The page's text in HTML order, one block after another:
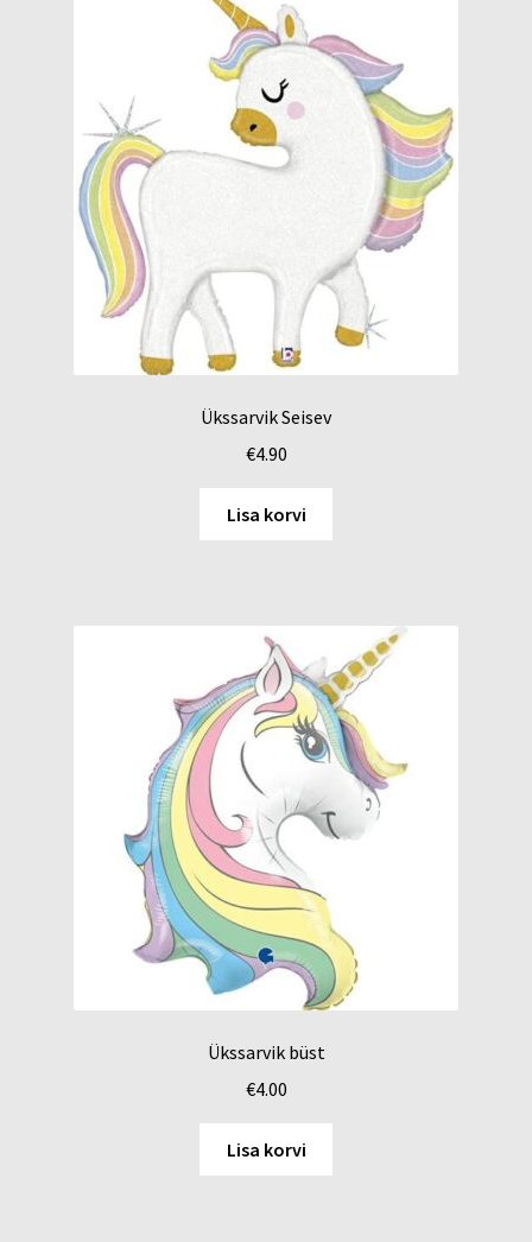
Ükssarvik Seisev
€4.90
Lisa korvi
Ükssarvik büst
€4.00
Lisa korvi